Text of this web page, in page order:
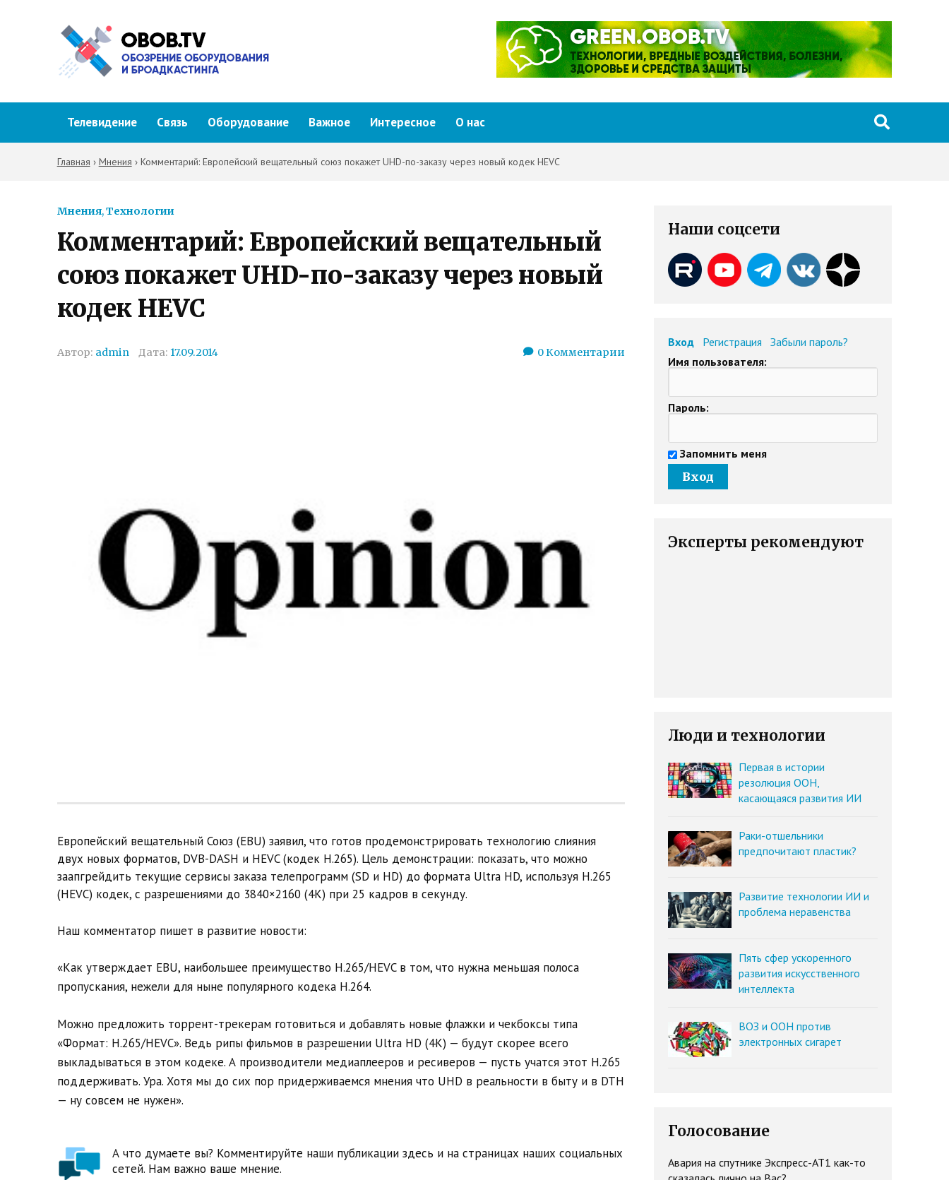
Телевидение Связь Оборудование Важное Интересное О нас
Главная › Мнения › Комментарий: Европейский вещательный союз покажет UHD-по-заказу через новый кодек HEVC
Мнения,Технологии
Комментарий: Европейский вещательный
союз покажет UHD-по-заказу через новый
кодек HEVC
Автор: admin Дата: 17.09.2014 0Комментарии
Европейский вещательный Союз (EBU) заявил, что готов продемонстрировать технологию слияния
двух новых форматов, DVB-DASH и HEVC (кодек H.265). Цель демонстрации: показать, что можно
заапгрейдить текущие сервисы заказа телепрограмм (SD и HD) до формата Ultra HD, используя H.265
(HEVC) кодек, с разрешениями до 3840×2160 (4К) при 25 кадров в секунду.
Наш комментатор пишет в развитие новости:
«Как утверждает EBU, наибольшее преимущество H.265/HEVC в том, что нужна меньшая полоса
пропускания, нежели для ныне популярного кодека H.264.
Можно предложить торрент-трекерам готовиться и добавлять новые флажки и чекбоксы типа
«Формат: H.265/HEVC». Ведь рипы фильмов в разрешении Ultra HD (4K) — будут скорее всего
выкладываться в этом кодеке. А производители медиаплееров и ресиверов — пусть учатся этот H.265
поддерживать. Ура. Хотя мы до сих пор придерживаемся мнения что UHD в реальности в быту и в DTH
— ну совсем не нужен».
А что думаете вы? Комментируйте наши публикации здесь и на страницах наших социальных
сетей. Нам важно ваше мнение.
Наши соцсети
Вход Регистрация
Забыли пароль?
Имя пользователя:
Пароль:
Запомнить меня
Эксперты рекомендуют
Люди и технологии
Первая в истории
резолюция ООН,
касающаяся развития ИИ
Раки-отшельники
предпочитают пластик?
Развитие технологии ИИ и
проблема неравенства
Пять сфер ускоренного
развития искусственного
интеллекта
ВОЗ и ООН против
электронных сигарет
Голосование
Авария на спутнике Экспресс-АТ1 как-то